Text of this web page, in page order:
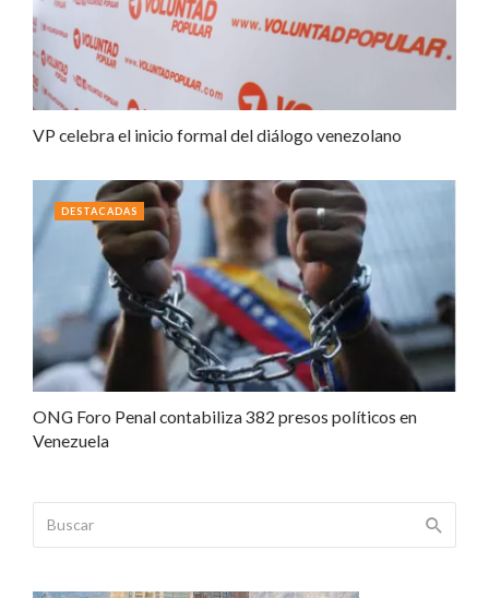
VP celebra el inicio formal del diálogo venezolano
ONG Foro Penal contabiliza 382 presos políticos en
Venezuela
DESTACADAS